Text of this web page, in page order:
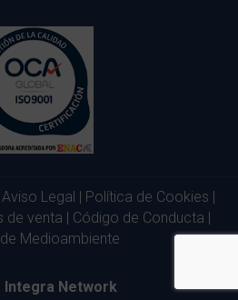
Aviso Legal | Política de Cookies |
de venta | Código de Conducta |
Medioambiente
Integra Network